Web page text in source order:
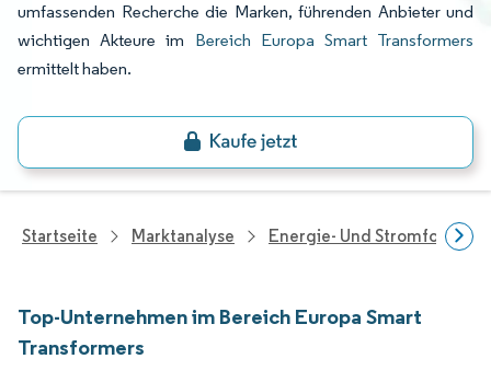
umfassenden Recherche die Marken, führenden Anbieter und
wichtigen Akteure im Bereich Europa Smart Transformers
ermittelt haben.
Startseite Marktanalyse Energie- Und
Top-Unternehmen im Bereich Europa Smart
Transformers